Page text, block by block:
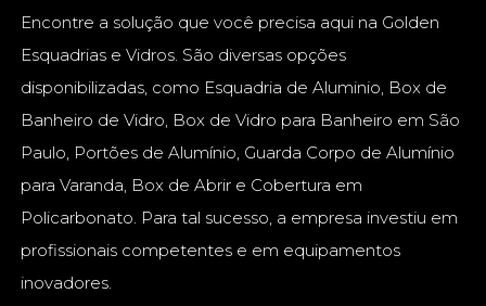
Encontre a solução que você precisa aqui na Golden
Esquadrias e Vidros. São diversas opções
disponibilizadas, como Esquadria de Aluminio, Box de
Banheiro de Vidro, Box de Vidro para Banheiro em São
Paulo, Portões de Alumínio, Guarda Corpo de Alumínio
para Varanda, Box de Abrir e Cobertura em
Policarbonato. Para tal sucesso, a empresa investiu em
profissionais competentes e em equipamentos
inovadores.